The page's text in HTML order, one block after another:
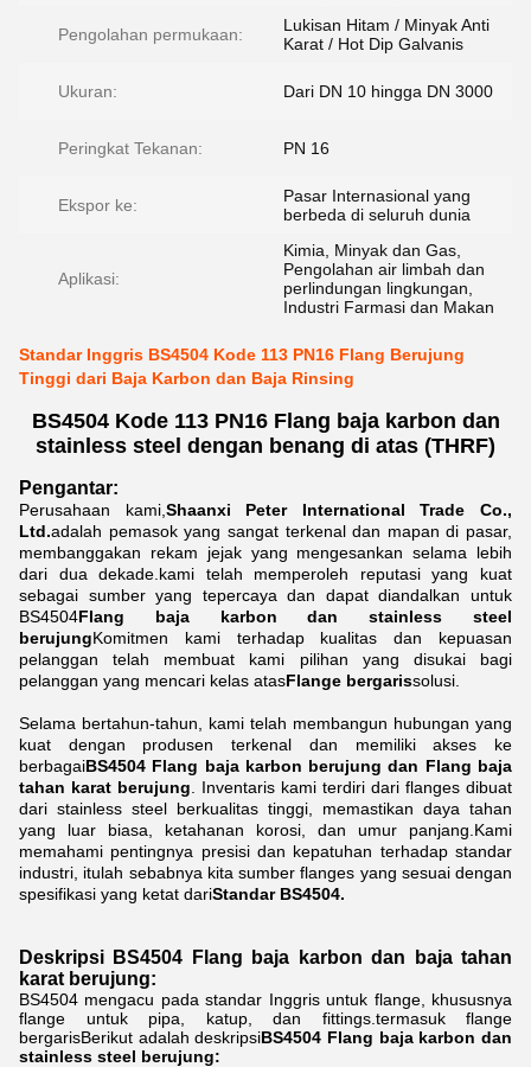
Pengolahan permukaan:
Lukisan Hitam / Minyak Anti
Karat / Hot Dip Galvanis
Ukuran: Dari DN 10 hingga DN 3000
Peringkat Tekanan: PN 16
Ekspor ke:
Pasar Internasional yang
berbeda di seluruh dunia
Aplikasi:
Kimia, Minyak dan Gas,
Pengolahan air limbah dan
perlindungan lingkungan,
Industri Farmasi dan Makan
Standar Inggris BS4504 Kode 113 PN16 Flang Berujung
Tinggi dari Baja Karbon dan Baja Rinsing
BS4504 Kode 113 PN16 Flang baja karbon dan
stainless steel dengan benang di atas (THRF)
Pengantar:
Perusahaan kami, Shaanxi Peter International Trade Co.,
Ltd.adalah pemasok yang sangat terkenal dan mapan di pasar,
membanggakan rekam jejak yang mengesankan selama lebih
dari dua dekade.kami telah memperoleh reputasi yang kuat
sebagai sumber yang tepercaya dan dapat diandalkan untuk
BS4504Flang baja karbon dan stainless steel
berujungKomitmen kami terhadap kualitas dan kepuasan
pelanggan telah membuat kami pilihan yang disukai bagi
pelanggan yang mencari kelas atasFlange bergarissolusi.
Selama bertahun-tahun, kami telah membangun hubungan yang
kuat dengan produsen terkenal dan memiliki akses ke
berbagaiBS4504 Flang baja karbon berujung dan Flang baja
tahan karat berujung . Inventaris kami terdiri dari flanges dibuat
dari stainless steel berkualitas tinggi, memastikan daya tahan
yang luar biasa, ketahanan korosi, dan umur panjang.Kami
memahami pentingnya presisi dan kepatuhan terhadap standar
industri, itulah sebabnya kita sumber flanges yang sesuai dengan
spesifikasi yang ketat dariStandar BS4504.
Deskripsi BS4504 Flang baja karbon dan baja tahan
karat berujung:
BS4504 mengacu pada standar Inggris untuk flange, khususnya
flange untuk pipa, katup, dan fittings.termasuk flange
bergarisBerikut adalah deskripsiBS4504 Flang baja karbon dan
stainless steel berujung: